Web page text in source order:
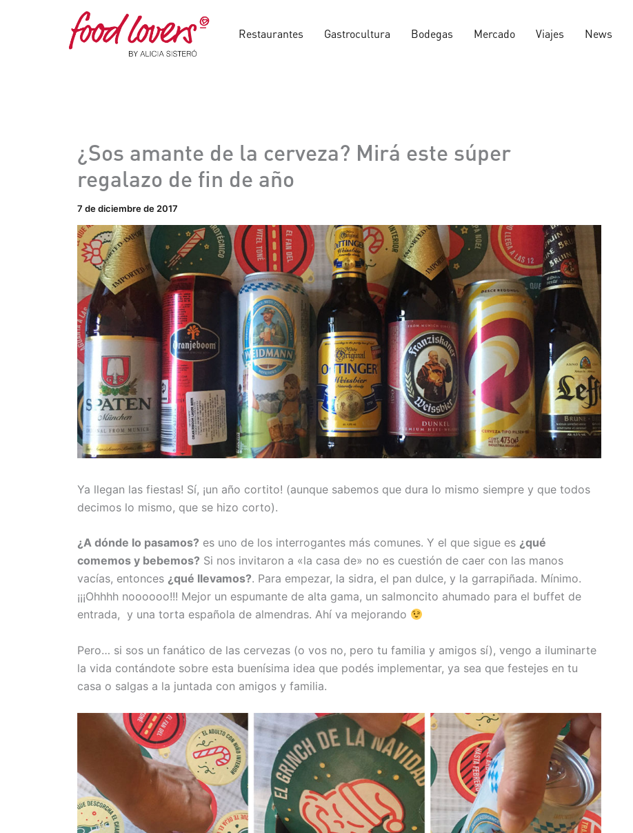
Restaurantes Gastrocultura Bodegas Mercado Viajes News
¿Sos amante de la cerveza? Mirá este súper
regalazo de fin de año
7 de diciembre de 2017
Ya llegan las fiestas! Sí, ¡un año cortito! (aunque sabemos que dura lo mismo siempre y que todos
decimos lo mismo, que se hizo corto).
¿A dónde lo pasamos? es uno de los interrogantes más comunes. Y el que sigue es ¿qué
comemos y bebemos? Si nos invitaron a «la casa de» no es cuestión de caer con las manos
vacías, entonces ¿qué llevamos?. Para empezar, la sidra, el pan dulce, y la garrapiñada. Mínimo.
¡¡¡Ohhhh noooooo!!! Mejor un espumante de alta gama, un salmoncito ahumado para el buffet de
entrada, y una torta española de almendras. Ahí va mejorando
Pero… si sos un fanático de las cervezas (o vos no, pero tu familia y amigos sí), vengo a iluminarte
la vida contándote sobre esta buenísima idea que podés implementar, ya sea que festejes en tu
casa o salgas a la juntada con amigos y familia.